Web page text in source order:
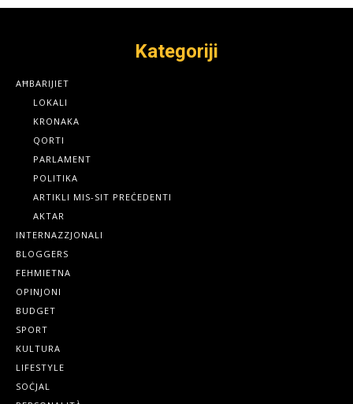
Kategoriji
AĦBARIJIET
LOKALI
KRONAKA
QORTI
PARLAMENT
POLITIKA
ARTIKLI MIS-SIT PREĊEDENTI
AKTAR
INTERNAZZJONALI
BLOGGERS
FEHMIETNA
OPINJONI
BUDGET
SPORT
KULTURA
LIFESTYLE
SOĊJAL